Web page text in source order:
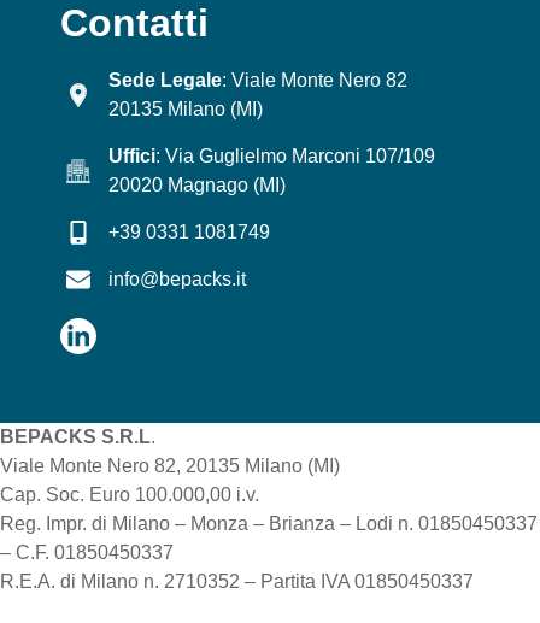
Contatti
Sede Legale: Viale Monte Nero 82
20135 Milano (MI)
Uffici: Via Guglielmo Marconi 107/109
20020 Magnago (MI)
+39 0331 1081749
info@bepacks.it
BEPACKS S.R.L.
Viale Monte Nero 82, 20135 Milano (MI)
Cap. Soc. Euro 100.000,00 i.v.
Reg. Impr. di Milano – Monza – Brianza – Lodi n. 01850450337
– C.F. 01850450337
R.E.A. di Milano n. 2710352 – Partita IVA 01850450337